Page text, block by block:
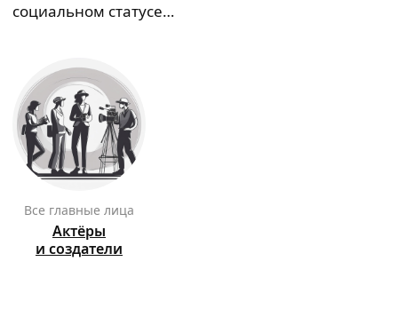
социальном статусе…
Все главные лица
Актёры
и создатели